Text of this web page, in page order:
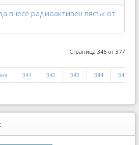
внесе радиоактивен пясък от
Страница 346 от 377
341 342 343 344 345